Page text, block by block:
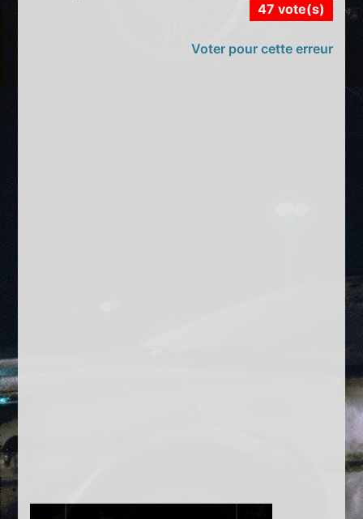
47 vote(s)
Voter pour cette erreur